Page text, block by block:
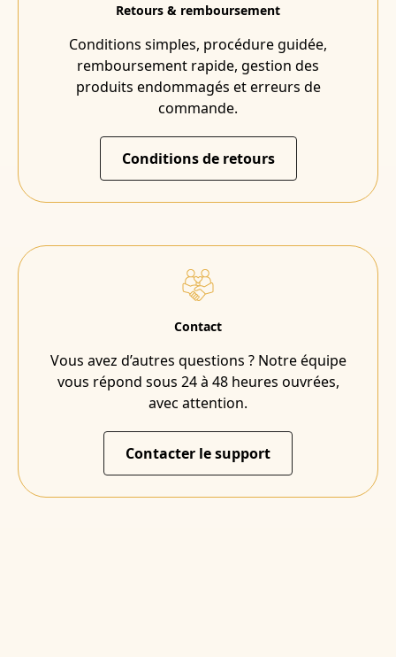
Retours & remboursement
Conditions simples, procédure guidée,
remboursement rapide, gestion des
produits endommagés et erreurs de
commande.
Conditions de retours
Contact
Vous avez d’autres questions ? Notre équipe
vous répond sous 24 à 48 heures ouvrées,
avec attention.
Contacter le support